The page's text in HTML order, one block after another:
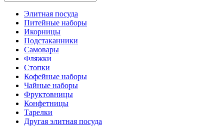
Элитная посуда
Питейные наборы
Икорницы
Подстаканники
Самовары
Фляжки
Стопки
Кофейные наборы
Чайные наборы
Фруктовницы
Конфетницы
Тарелки
Другая элитная посуда